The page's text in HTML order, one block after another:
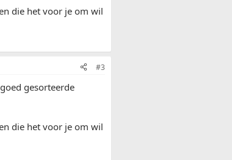
die het voor je om wil
#3
gesorteerde
die het voor je om wil